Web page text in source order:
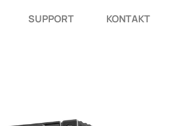
SUPPORT KONTAKT